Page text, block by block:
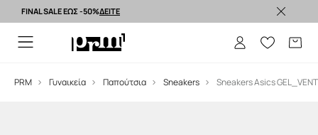
FINAL SALE ΕΩΣ -50%ΔΕΙΤΕ
PRM Γυναικεία Παπούτσια Sneakers Sneakers Asics